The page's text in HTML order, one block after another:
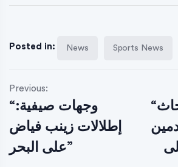
Posted in: News Sports News
Previous:
“وجهات صيفية:
إطلالات زينب فياض
على البحر”
“أخبار طبية – أبحاث